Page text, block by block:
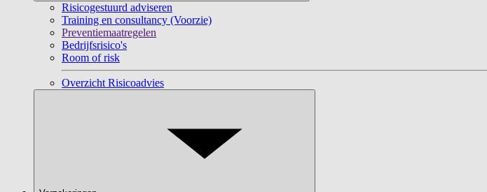
Risicogestuurd adviseren
Training en consultancy (Voorzie)
Preventiemaatregelen
Bedrijfsrisico's
Room of risk
Overzicht Risicoadvies